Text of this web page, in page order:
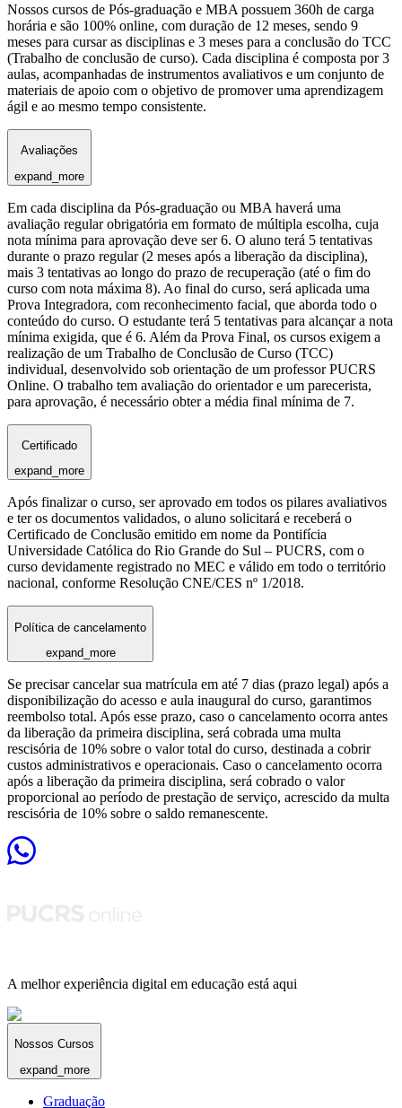
Nossos cursos de Pós-graduação e MBA possuem 360h de carga
horária e são 100% online, com duração de 12 meses, sendo 9
meses para cursar as disciplinas e 3 meses para a conclusão do TCC
(Trabalho de conclusão de curso). Cada disciplina é composta por 3
aulas, acompanhadas de instrumentos avaliativos e um conjunto de
materiais de apoio com o objetivo de promover uma aprendizagem
ágil e ao mesmo tempo consistente.
Avaliações
expand_more
Em cada disciplina da Pós-graduação ou MBA haverá uma
avaliação regular obrigatória em formato de múltipla escolha, cuja
nota mínima para aprovação deve ser 6. O aluno terá 5 tentativas
durante o prazo regular (2 meses após a liberação da disciplina),
mais 3 tentativas ao longo do prazo de recuperação (até o fim do
curso com nota máxima 8). Ao final do curso, será aplicada uma
Prova Integradora, com reconhecimento facial, que aborda todo o
conteúdo do curso. O estudante terá 5 tentativas para alcançar a nota
mínima exigida, que é 6. Além da Prova Final, os cursos exigem a
realização de um Trabalho de Conclusão de Curso (TCC)
individual, desenvolvido sob orientação de um professor PUCRS
Online. O trabalho tem avaliação do orientador e um parecerista,
para aprovação, é necessário obter a média final mínima de 7.
Certificado
expand_more
Após finalizar o curso, ser aprovado em todos os pilares avaliativos
e ter os documentos validados, o aluno solicitará e receberá o
Certificado de Conclusão emitido em nome da Pontifícia
Universidade Católica do Rio Grande do Sul – PUCRS, com o
curso devidamente registrado no MEC e válido em todo o território
nacional, conforme Resolução CNE/CES nº 1/2018.
Política de cancelamento
expand_more
Se precisar cancelar sua matrícula em até 7 dias (prazo legal) após a
disponibilização do acesso e aula inaugural do curso, garantimos
reembolso total. Após esse prazo, caso o cancelamento ocorra antes
da liberação da primeira disciplina, será cobrada uma multa
rescisória de 10% sobre o valor total do curso, destinada a cobrir
custos administrativos e operacionais. Caso o cancelamento ocorra
após a liberação da primeira disciplina, será cobrado o valor
proporcional ao período de prestação de serviço, acrescido da multa
rescisória de 10% sobre o saldo remanescente.
A melhor experiência digital em educação está aqui
Nossos Cursos
expand_more
Graduação